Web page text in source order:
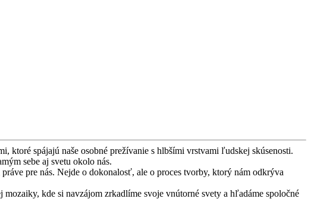
spájajú naše osobné prežívanie s hlbšími vrstvami ľudskej skúsenosti.
sebe aj svetu okolo nás.
pre nás. Nejde o dokonalosť, ale o proces tvorby, ktorý nám odkrýva
kde si navzájom zrkadlíme svoje vnútorné svety a hľadáme spoločné